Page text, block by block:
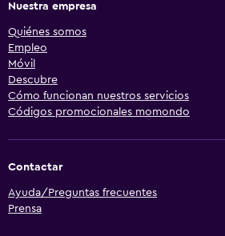
Nuestra empresa
Quiénes somos
Empleo
Móvil
Descubre
Cómo funcionan nuestros servicios
Códigos promocionales momondo
Contactar
Ayuda/Preguntas frecuentes
Prensa